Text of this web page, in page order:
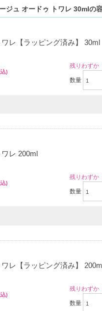
香り。
香り。
ジュ オードゥ トワレ 30mlの
レ【ラッピング済み】 30ml
)
残りわずか
数量
レ 200ml
)
残りわずか
数量
レ【ラッピング済み】
)
残りわずか
数量